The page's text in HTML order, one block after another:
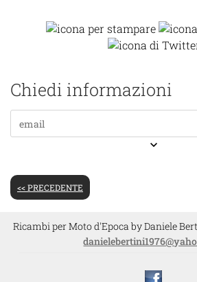
Chiedi informazioni
keyboard_arrow_down
<< PRECEDENTE
Ricambi per Moto d'Epoca by Daniele